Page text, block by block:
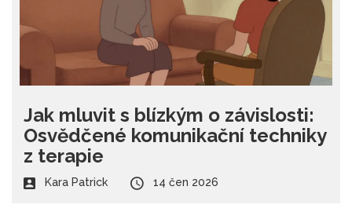
Jak mluvit s blízkým o závislosti:
Osvědčené komunikační techniky
z terapie
Kara Patrick 14 čen 2026